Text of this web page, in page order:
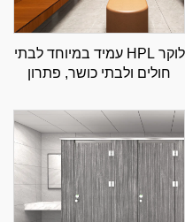
לוקר HPL עמיד במיוחד לבתי
חולים ולבתי כושר, פתרון
לחות